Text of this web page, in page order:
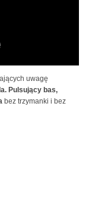
uwagę
Pulsujący bas,
bez trzymanki i bez